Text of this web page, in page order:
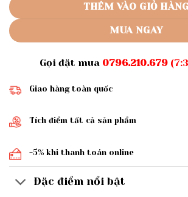
THÊM VÀO GIỎ
MUA NGAY
Gọi đặt mua 0796.210.679
Giao hàng toàn quốc
Tích điểm tất cả sản phẩm
-5% khi thanh toán online
Đặc điểm nổi bật